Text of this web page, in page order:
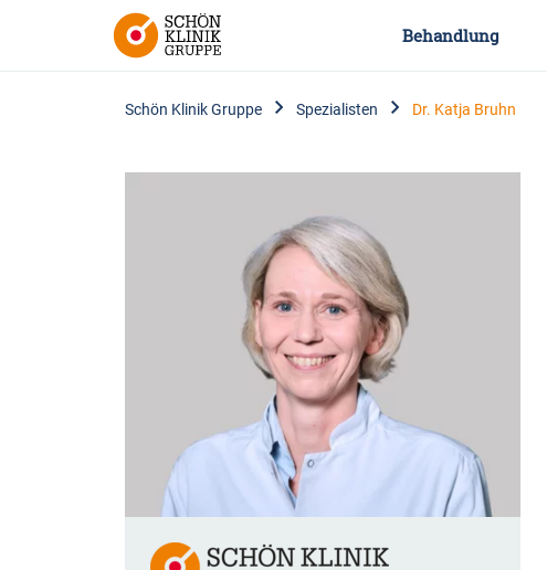
Behandlung
Schön Klinik Gruppe Spezialisten Dr. Katja Bruhn